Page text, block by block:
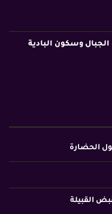
الجبال وسكون البادية
الحضارة
القبيلة